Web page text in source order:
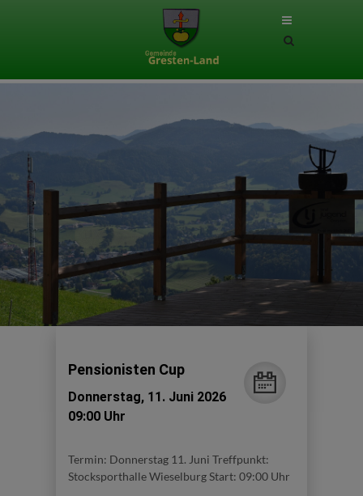
Site
Pensionisten Cup
Donnerstag, 11. Juni 2026
09:00 Uhr
Termin: Donnerstag 11. Juni Treffpunkt:
Stocksporthalle Wieselburg Start: 09:00 Uhr